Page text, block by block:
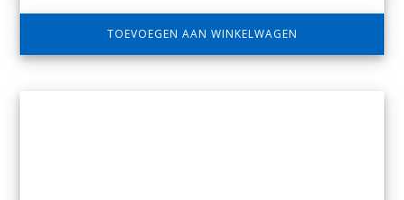
TOEVOEGEN AAN WINKELWAGEN